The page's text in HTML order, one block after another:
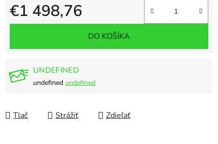
€1 498,76
Jednotková cena:
DO KOŠÍKA
UNDEFINED
undefined undefined
Tlač Strážiť Zdieľať